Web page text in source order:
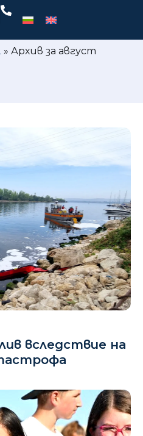
» Архив за август
вследствие на